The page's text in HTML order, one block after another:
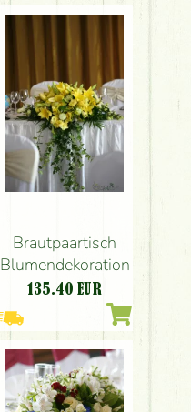
Brautpaartisch
Blumendekoration
135.40 EUR